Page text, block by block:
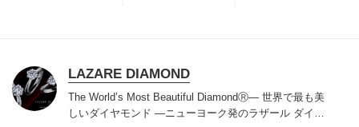
LAZARE DIAMOND
The World’s Most Beautiful DiamondⓇ― 世界で最も美
しいダイヤモンド ―ニューヨーク発のラザール ダイヤ